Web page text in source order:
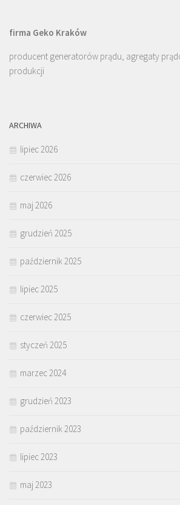
firma Geko Kraków
producent generatorów prądu, agregaty
produkcji
ARCHIWA
lipiec 2026
czerwiec 2026
maj 2026
grudzień 2025
październik 2025
lipiec 2025
czerwiec 2025
styczeń 2025
marzec 2024
grudzień 2023
październik 2023
lipiec 2023
maj 2023